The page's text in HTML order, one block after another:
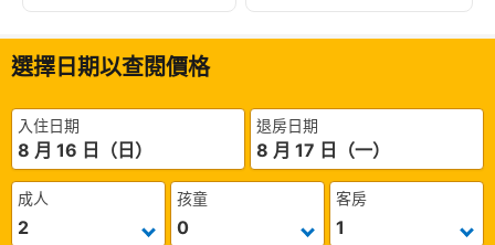
選擇日期以查閱價格
入住日期
8 月 16 日（日）
退房日期
8 月 17 日（一）
成人 孩童 客房